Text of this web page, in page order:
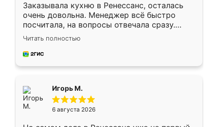
Заказывала кухню в Ренессанс, осталась
очень довольна. Менеджер всё быстро
посчитала, на вопросы отвечала сразу.
Замерщик приехал в субботу, подошёл к
делу со всей ответственностью. Собрали
за день, ребята работали аккуратно, даже
Читать полностью
Игорь М.
6 августа 2026